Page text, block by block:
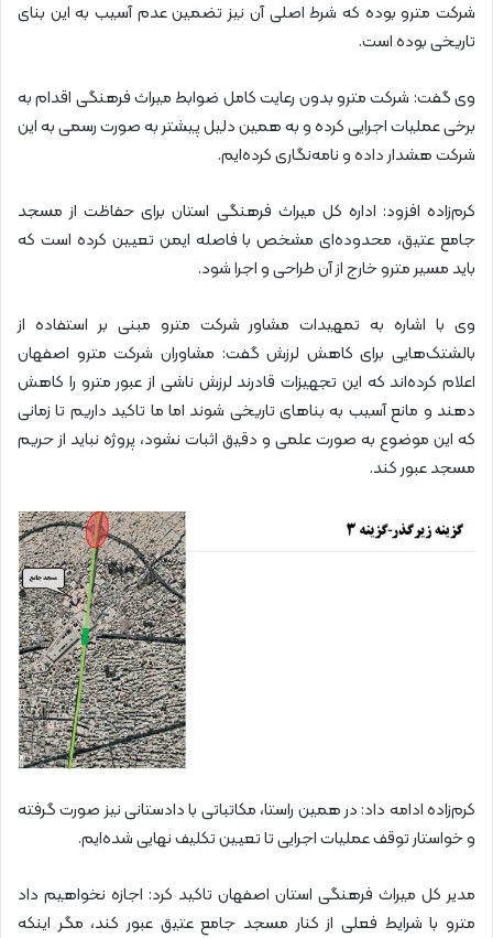
شرکت مترو بوده که شرط اصلی آن نیز تضمین عدم آسیب به این بنای
تاریخی بوده است.
وی گفت: شرکت مترو بدون رعایت کامل ضوابط میراث فرهنگی اقدام به
برخی عملیات اجرایی کرده و به همین دلیل پیشتر به صورت رسمی به این
شرکت هشدار داده و نامه‌نگاری کرده‌ایم.
کرم‌زاده افزود: اداره کل میراث فرهنگی استان برای حفاظت از مسجد
جامع عتیق، محدوده‌ای مشخص با فاصله ایمن تعیین کرده است که
باید مسیر مترو خارج از آن طراحی و اجرا شود.
وی با اشاره به تمهیدات مشاور شرکت مترو مبنی بر استفاده از
بالشتک‌هایی برای کاهش لرزش گفت: مشاوران شرکت مترو اصفهان
اعلام کرده‌اند که این تجهیزات قادرند لرزش ناشی از عبور مترو را کاهش
دهند و مانع آسیب به بناهای تاریخی شوند اما ما تاکید داریم تا زمانی
که این موضوع به صورت علمی و دقیق اثبات نشود، پروژه نباید از حریم
مسجد عبور کند.
کرم‌زاده ادامه داد: در همین راستا، مکاتباتی با دادستانی نیز صورت گرفته
و خواستار توقف عملیات اجرایی تا تعیین تکلیف نهایی شده‌ایم.
مدیر کل میراث فرهنگی استان اصفهان تاکید کرد: اجازه نخواهیم داد
مترو با شرایط فعلی از کنار مسجد جامع عتیق عبور کند، مگر اینکه